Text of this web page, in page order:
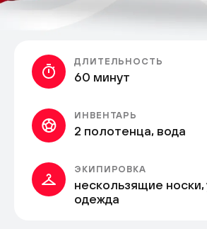
ДЛИТЕЛЬНОСТЬ
60 минут
ИНВЕНТАРЬ
2 полотенца, вода
ЭКИПИРОВКА
нескользящие носки,
одежда